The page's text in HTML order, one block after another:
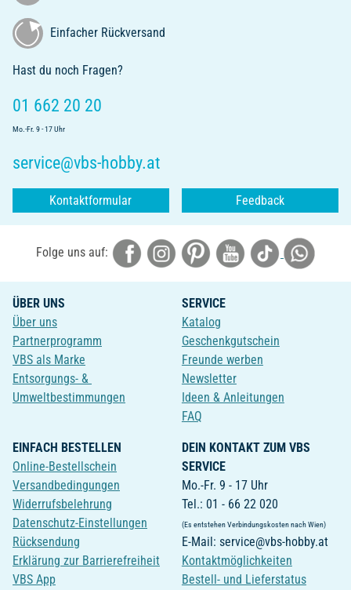
Einfacher Rückversand
Hast du noch Fragen?
01 662 20 20
Mo.-Fr. 9 - 17 Uhr
service@vbs-hobby.at
Kontaktformular Feedback
Folge uns auf:
ÜBER UNS
Über uns
Partnerprogramm
VBS als Marke
Entsorgungs- &
Umweltbestimmungen
SERVICE
Katalog
Geschenkgutschein
Freunde werben
Newsletter
Ideen & Anleitungen
FAQ
EINFACH BESTELLEN
Online-Bestellschein
Versandbedingungen
Widerrufsbelehrung
Datenschutz-Einstellungen
Rücksendung
Erklärung zur Barrierefreiheit
VBS App
DEIN KONTAKT ZUM VBS
SERVICE
Mo.-Fr. 9 - 17 Uhr
Tel.: 01 - 66 22 020
(Es entstehen Verbindungskosten nach Wien)
E-Mail: service@vbs-hobby.at
Kontaktmöglichkeiten
Bestell- und Lieferstatus